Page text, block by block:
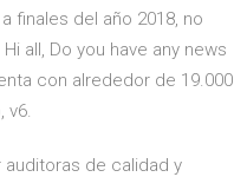
finales del año 2018, no
all, Do you have any news
con alrededor de 19.000
v6.
auditoras de calidad y